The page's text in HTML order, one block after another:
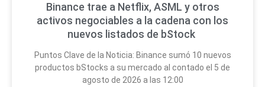
Binance trae a Netflix, ASML y otros
activos negociables a la cadena con los
nuevos listados de bStock
Puntos Clave de la Noticia: Binance sumó 10 nuevos
productos bStocks a su mercado al contado el 5 de
agosto de 2026 a las 12:00